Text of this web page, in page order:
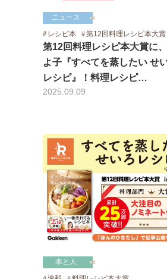
ニュース
レシピ本
第12回料理レシピ本大賞
第12回料理レシピ本大賞に
よ子『すべてを蒸したい せ
レシピ』！料理レシピ…
2025.09.09
本と人